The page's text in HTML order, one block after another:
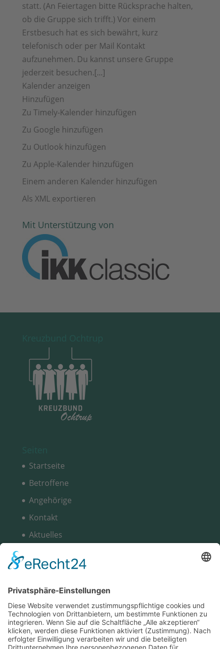
statt. (An Feiertagen bitte Rücksprache halten,
ob die Gruppe sich trifft.) Vor einem
Erstbesuch hat es sich bewährt, kurz
telefonisch oder per Mail Kontakt
aufzunehmen. Du kannst unsere Gruppe
jederzeit besuchen.[...]
Kalender anzeigen
Hinzufügen
Zu Timely-Kalender hinzufügen
Zu Google hinzufügen
Zu Outlook hinzufügen
Zu Apple-Kalender hinzufügen
Einem anderen Kalender hinzufügen
Als XML exportieren
Mit Unterstützung von
Startseite
Betroffene
Angehörige
Kontakt
Aktuelles
Über uns
Kreuzbund Chat
Kalender
Unterstützt durch